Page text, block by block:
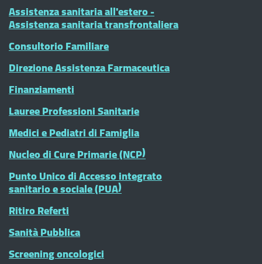
Assistenza sanitaria all'estero -
Assistenza sanitaria transfrontaliera
Consultorio Familiare
Direzione Assistenza Farmaceutica
Finanziamenti
Lauree Professioni Sanitarie
Medici e Pediatri di Famiglia
Nucleo di Cure Primarie (NCP)
Punto Unico di Accesso integrato
sanitario e sociale (PUA)
Ritiro Referti
Sanità Pubblica
Screening oncologici